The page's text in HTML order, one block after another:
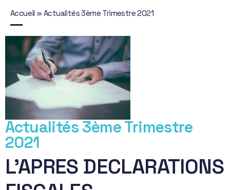
Accueil »Actualités 3ème Trimestre 2021
Actualités 3ème Trimestre
2021
L’APRES DECLARATIONS